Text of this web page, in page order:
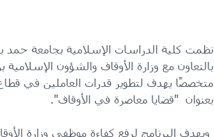
نظمت كلية الدراسات الإسلامية بجامعة حمد
بالتعاون مع وزارة الأوقاف والشؤون الإسلامية
متخصصًا يهدف لتطوير قدرات العاملين في
بعنوان "قضايا معاصرة في الأوقاف".
ويهدف البرنامج لرفع كفاءة موظفي وزارة